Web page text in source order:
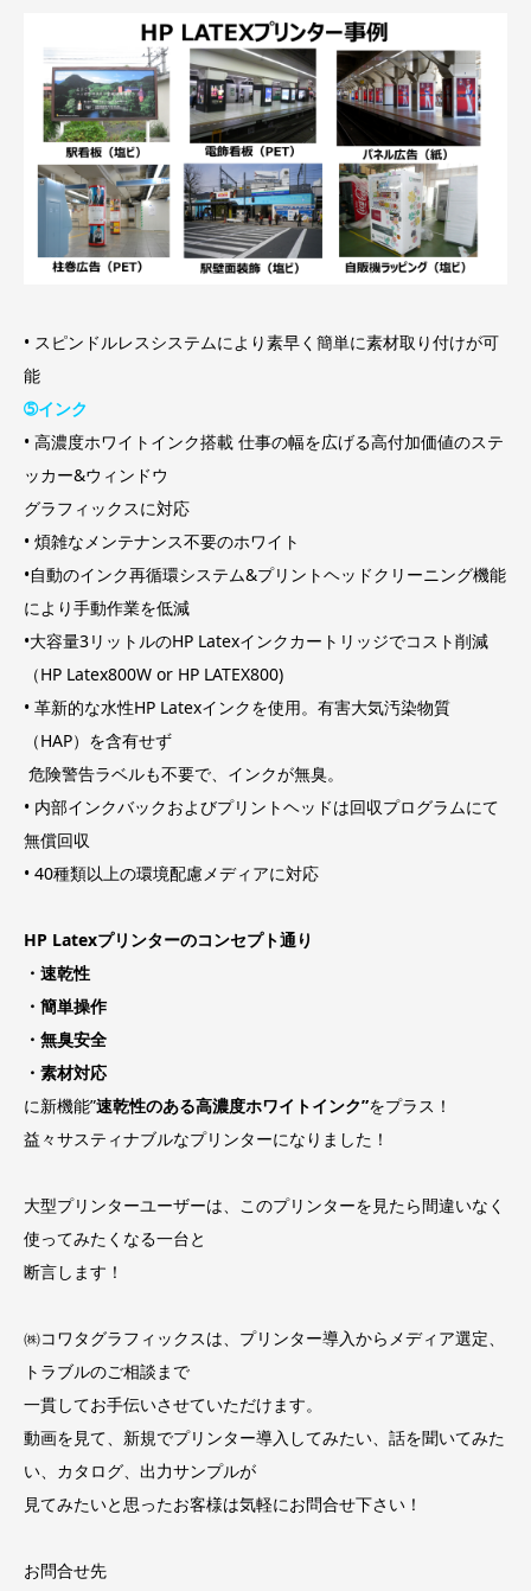
• スピンドルレスシステムにより素早く簡単に素材取り付けが可
能
➄インク
• 高濃度ホワイトインク搭載 仕事の幅を広げる高付加価値のステ
ッカー&ウィンドウ
グラフィックスに対応
• 煩雑なメンテナンス不要のホワイト
•自動のインク再循環システム&プリントヘッドクリーニング機能
により手動作業を低減
•大容量3リットルのHP Latexインクカートリッジでコスト削減
（HP Latex800W or HP LATEX800)
• 革新的な水性HP Latexインクを使用。有害大気汚染物質
（HAP）を含有せず
危険警告ラベルも不要で、インクが無臭。
• 内部インクバックおよびプリントヘッドは回収プログラムにて
無償回収
• 40種類以上の環境配慮メディアに対応
HP Latexプリンターのコンセプト通り
・速乾性
・簡単操作
・無臭安全
・素材対応
に新機能”速乾性のある高濃度ホワイトインク”をプラス！
益々サスティナブルなプリンターになりました！
大型プリンターユーザーは、このプリンターを見たら間違いなく
使ってみたくなる一台と
断言します！
㈱コワタグラフィックスは、プリンター導入からメディア選定、
トラブルのご相談まで
一貫してお手伝いさせていただけます。
動画を見て、新規でプリンター導入してみたい、話を聞いてみた
い、カタログ、出力サンプルが
見てみたいと思ったお客様は気軽にお問合せ下さい！
お問合せ先